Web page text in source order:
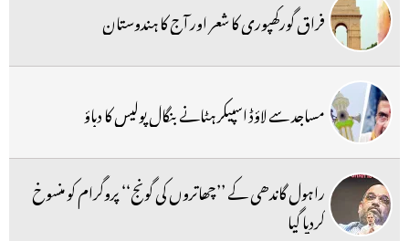
فراق گورکھپوری کا شعر اور آج کا ہندوستان
مساجد سے لاؤڈ اسپیکر ہٹانے بنگال پولیس کا دباؤ
راہول گاندھی کے ’’چھاتروں کی گونج‘‘ پروگرام کو منسوخ
کردیا گیا